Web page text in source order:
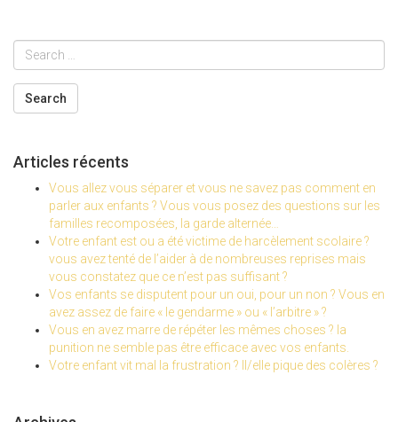
Articles récents
Vous allez vous séparer et vous ne savez pas comment en
parler aux enfants ? Vous vous posez des questions sur les
familles recomposées, la garde alternée…
Votre enfant est ou a été victime de harcèlement scolaire ?
vous avez tenté de l’aider à de nombreuses reprises mais
vous constatez que ce n’est pas suffisant ?
Vos enfants se disputent pour un oui, pour un non ? Vous en
avez assez de faire « le gendarme » ou « l’arbitre » ?
Vous en avez marre de répéter les mêmes choses ? la
punition ne semble pas être efficace avec vos enfants.
Votre enfant vit mal la frustration ? Il/elle pique des colères ?